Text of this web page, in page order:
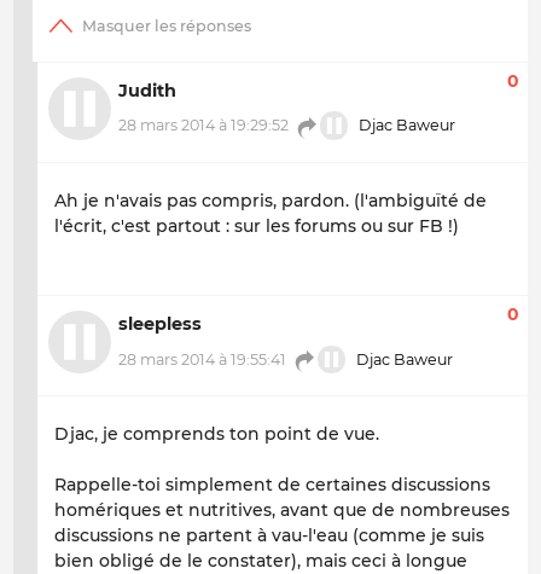
Judith
28 mars 2014 à 19:29:52 Djac Baweur
0
Ah je n'avais pas compris, pardon. (l'ambiguïté de
l'écrit, c'est partout : sur les forums ou sur FB !)
sleepless
28 mars 2014 à 19:55:41 Djac Baweur
0
Djac, je comprends ton point de vue.
Rappelle-toi simplement de certaines discussions
homériques et nutritives, avant que de nombreuses
discussions ne partent à vau-l'eau (comme je suis
bien obligé de le constater), mais ceci à longue